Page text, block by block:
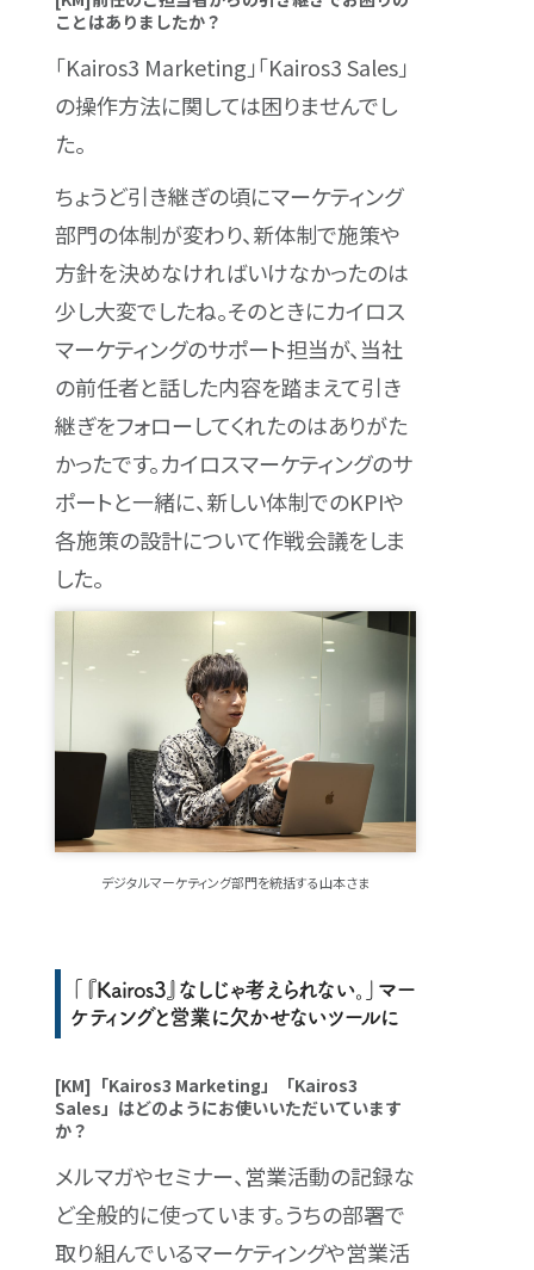
ことはありましたか？
「Kairos3 Marketing」「Kairos3 Sales」
の操作方法に関しては困りませんでし
た。
ちょうど引き継ぎの頃にマーケティング
部門の体制が変わり、新体制で施策や
方針を決めなければいけなかったのは
少し大変でしたね。そのときにカイロス
マーケティングのサポート担当が、当社
の前任者と話した内容を踏まえて引き
継ぎをフォローしてくれたのはありがた
かったです。カイロスマーケティングのサ
ポートと一緒に、新しい体制でのKPIや
各施策の設計について作戦会議をしま
した。
デジタルマーケティング部門を統括する山本さま
「『Kairos3』なしじゃ考えられない。」マー
ケティングと営業に欠かせないツールに
[KM]「Kairos3 Marketing」「Kairos3
Sales」はどのようにお使いいただいています
か？
メルマガやセミナー、営業活動の記録な
ど全般的に使っています。うちの部署で
取り組んでいるマーケティングや営業活